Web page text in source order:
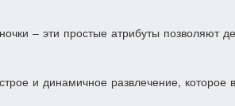
– эти простые атрибуты позволяют
и динамичное развлечение, которое